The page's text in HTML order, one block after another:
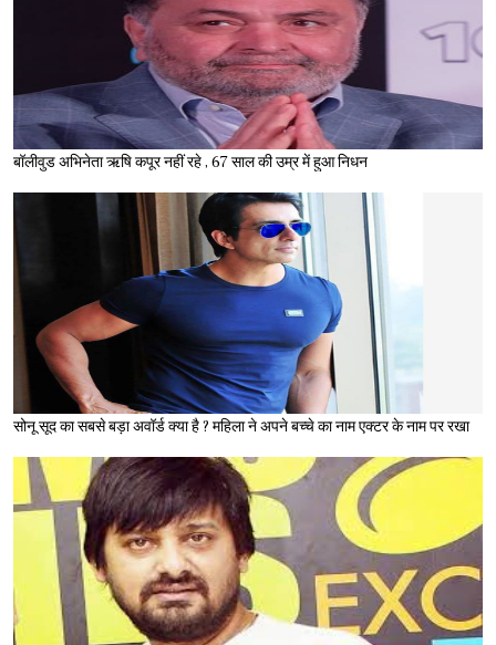
बॉलीवुड अभिनेता ऋषि कपूर नहीं रहे , 67 साल की उम्र में हुआ निधन
सोनू सूद का सबसे बड़ा अवॉर्ड क्या है ? महिला ने अपने बच्चे का नाम एक्टर के नाम पर रखा